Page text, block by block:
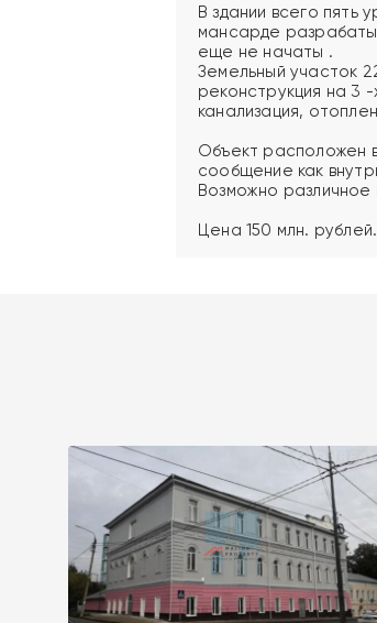
В здании всего пять
мансарде
еще не начаты .
Земельный участок
реконструкция на 3
канализация,
Объект расположен
сообщение как
Возможно различное
Цена 150 млн.